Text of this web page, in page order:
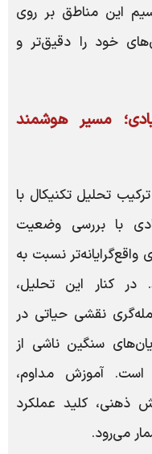
این مناطق بر روی
خود را دقیق‌تر و
مسیر هوشمند
تحلیل تکنیکال با
با بررسی وضعیت
نسبت به
در کنار این تحلیل،
نقشی حیاتی در
سنگین ناشی از
است. آموزش مداوم،
ذهنی، کلید عملکرد
می‌رود.